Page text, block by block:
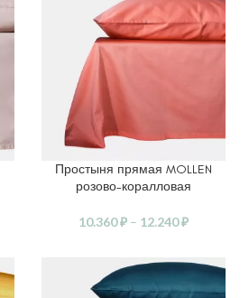
ВЫБЕРИТЕ ПАРАМЕТРЫ
Простыня прямая MOLLEN
розово-коралловая
10.360₽ – 12.240₽